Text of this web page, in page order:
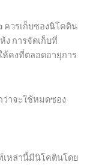
ควรเก็บซองนิโคติน
ง การจัดเก็บที่
คงที่ตลอดอายุการ
าจะใช้หมดซอง
เหล่านี้มีนิโคตินโดย